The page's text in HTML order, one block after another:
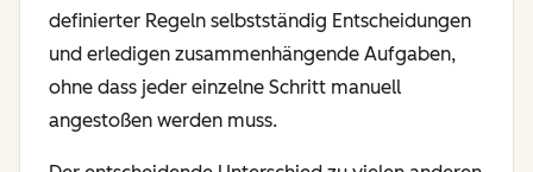
definierter Regeln selbstständig Entscheidungen
und erledigen zusammenhängende Aufgaben,
ohne dass jeder einzelne Schritt manuell
angestoßen werden muss.